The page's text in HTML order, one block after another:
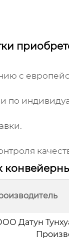
с
по
Датун